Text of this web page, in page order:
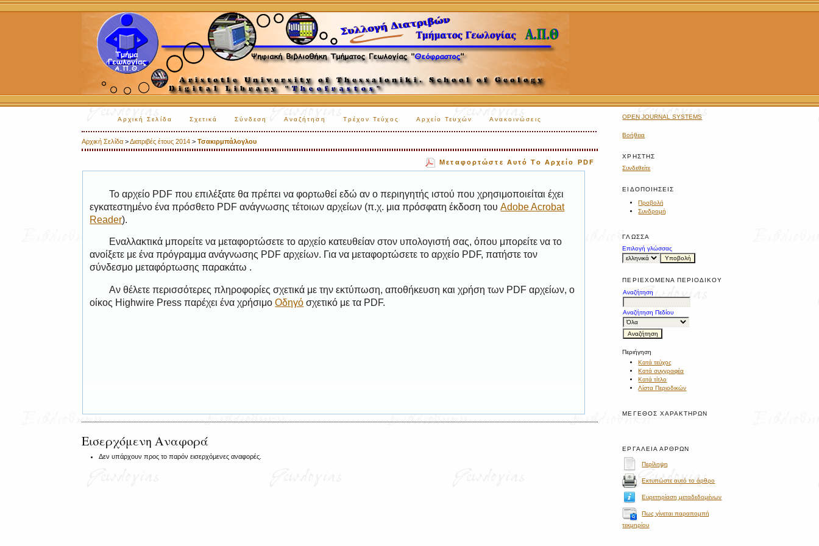
OPEN JOURNAL SYSTEMS
Βοήθεια
ΧΡΉΣΤΗΣ
Συνδεθείτε
ΕΙΔΟΠΟΙΉΣΕΙΣ
Προβολή
Συνδρομή
ΓΛΏΣΣΑ
Επιλογή γλώσσας
ΠΕΡΙΕΧΌΜΕΝΑ ΠΕΡΙΟΔΙΚΟΎ
Αναζήτηση
Αναζήτηση Πεδίου
Περιήγηση
Κατά τεύχος
Κατά συγγραφέα
Κατά τίτλο
Λίστα Περιοδικών
ΜΈΓΕΘΟΣ ΧΑΡΑΚΤΉΡΩΝ
ΕΡΓΑΛΕΊΑ ΆΡΘΡΩΝ
Περίληψη
Εκτυπώστε αυτό το άρθρο
Ευρετηρίαση μεταδεδομένων
Πως γίνεται παραπομπή
τεκμηρίου
Αρχική Σελίδα Σχετικά Σύνδεση Αναζήτηση Τρέχον Τεύχος Αρχείο Τευχών Ανακοινώσεις
Αρχική Σελίδα >Διατριβές έτους 2014 >Τσακιρμπάλογλου
Μεταφορτώστε Αυτό Το Αρχείο PDF
Το αρχείο PDF που επιλέξατε θα πρέπει να φορτωθεί εδώ αν ο περιηγητής ιστού που χρησιμοποιείται έχει
εγκατεστημένο ένα πρόσθετο PDF ανάγνωσης τέτοιων αρχείων (π.χ. μια πρόσφατη έκδοση τουAdobe Acrobat
Reader).
Εναλλακτικά μπορείτε να μεταφορτώσετε το αρχείο κατευθείαν στον υπολογιστή σας, όπου μπορείτε να το
ανοίξετε με ένα πρόγραμμα ανάγνωσης PDF αρχείων. Για να μεταφορτώσετε το αρχείο PDF, πατήστε τον
σύνδεσμο μεταφόρτωσης παρακάτω .
Αν θέλετε περισσότερες πληροφορίες σχετικά με την εκτύπωση, αποθήκευση και χρήση των PDF αρχείων, ο
οίκος Highwire Press παρέχει ένα χρήσιμοΟδηγό σχετικό με τα PDF.
Εισερχόμενη Αναφορά
Δεν υπάρχουν προς το παρόν εισερχόμενες αναφορές.